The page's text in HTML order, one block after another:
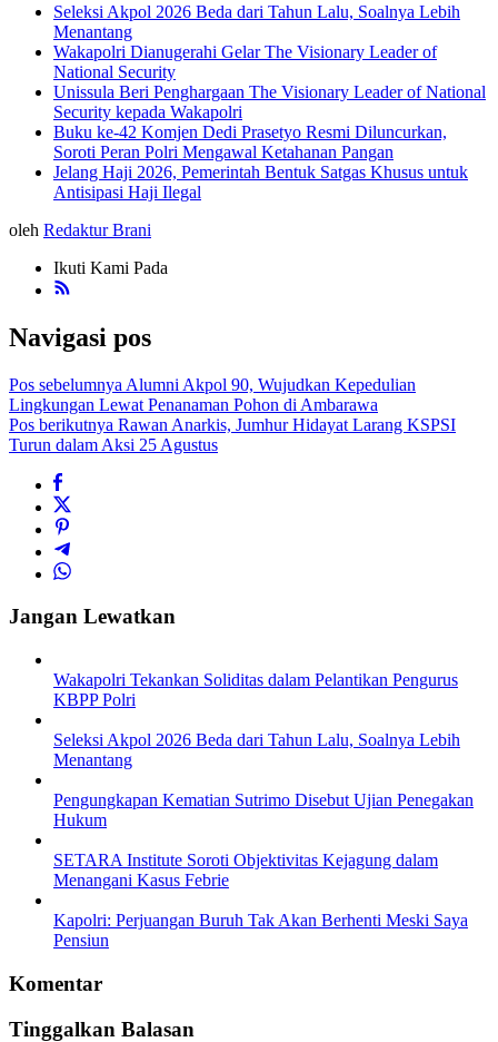
Seleksi Akpol 2026 Beda dari Tahun Lalu, Soalnya Lebih
Menantang
Wakapolri Dianugerahi Gelar The Visionary Leader of
National Security
Unissula Beri Penghargaan The Visionary Leader of National
Security kepada Wakapolri
Buku ke-42 Komjen Dedi Prasetyo Resmi Diluncurkan,
Soroti Peran Polri Mengawal Ketahanan Pangan
Jelang Haji 2026, Pemerintah Bentuk Satgas Khusus untuk
Antisipasi Haji Ilegal
oleh Redaktur Brani
Ikuti Kami Pada
Navigasi pos
Pos sebelumnya Alumni Akpol 90, Wujudkan Kepedulian
Lingkungan Lewat Penanaman Pohon di Ambarawa
Pos berikutnya Rawan Anarkis, Jumhur Hidayat Larang KSPSI
Turun dalam Aksi 25 Agustus
Jangan Lewatkan
Wakapolri Tekankan Soliditas dalam Pelantikan Pengurus
KBPP Polri
Seleksi Akpol 2026 Beda dari Tahun Lalu, Soalnya Lebih
Menantang
Pengungkapan Kematian Sutrimo Disebut Ujian Penegakan
Hukum
SETARA Institute Soroti Objektivitas Kejagung dalam
Menangani Kasus Febrie
Kapolri: Perjuangan Buruh Tak Akan Berhenti Meski Saya
Pensiun
Komentar
Tinggalkan Balasan